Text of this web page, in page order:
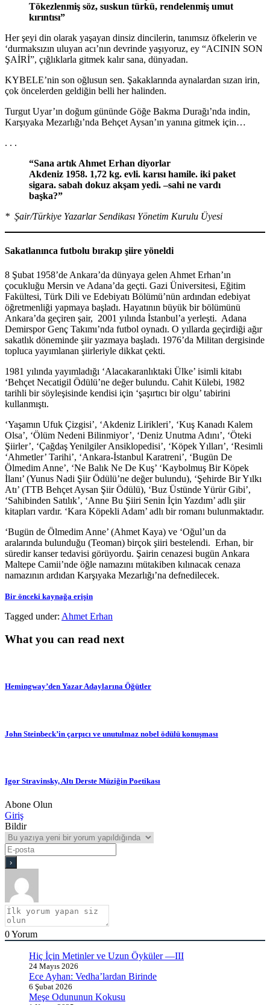
Tökezlenmiş söz, suskun türkü, rendelenmiş umut
kırıntısı”
Her şeyi din olarak yaşayan dinsiz dincilerin, tanımsız öfkelerin ve
‘durmaksızın uluyan acı’nın devrinde yaşıyoruz, ey “ACININ SON
ŞAİRİ”, çığlıklarla gitmek kalır sana, dünyadan.
KYBELE’nin son oğlusun sen. Şakaklarında aynalardan sızan irin,
çok öncelerden geldiğin belli her halinden.
Turgut Uyar’ın doğum gününde Göğe Bakma Durağı’nda indin,
Karşıyaka Mezarlığı’nda Behçet Aysan’ın yanına gitmek için…
. . .
“Sana artık Ahmet Erhan diyorlar
Akdeniz 1958. 1,72 kg. evli. karısı hamile. iki paket
sigara. sabah dokuz akşam yedi. –sahi ne vardı
başka?”
* Şair/Türkiye Yazarlar Sendikası Yönetim Kurulu Üyesi
Sakatlanınca futbolu bırakıp şiire yöneldi
8 Şubat 1958’de Ankara’da dünyaya gelen Ahmet Erhan’ın
çocukluğu Mersin ve Adana’da geçti. Gazi Üniversitesi, Eğitim
Fakültesi, Türk Dili ve Edebiyatı Bölümü’nün ardından edebiyat
öğretmenliği yapmaya başladı. Hayatının büyük bir bölümünü
Ankara’da geçiren şair, 2001 yılında İstanbul’a yerleşti. Adana
Demirspor Genç Takımı’nda futbol oynadı. O yıllarda geçirdiği ağır
sakatlık döneminde şiir yazmaya başladı. 1976’da Militan dergisinde
topluca yayımlanan şiirleriyle dikkat çekti.
1981 yılında yayımladığı ‘Alacakaranlıktaki Ülke’ isimli kitabı
‘Behçet Necatigil Ödülü’ne değer bulundu. Cahit Külebi, 1982
tarihli bir söyleşisinde kendisi için ‘şaşırtıcı bir olgu’ tabirini
kullanmıştı.
‘Yaşamın Ufuk Çizgisi’, ‘Akdeniz Lirikleri’, ‘Kuş Kanadı Kalem
Olsa’, ‘Ölüm Nedeni Bilinmiyor’, ‘Deniz Unutma Adını’, ‘Öteki
Şiirler’, ‘Çağdaş Yenilgiler Ansiklopedisi’, ‘Köpek Yılları’, ‘Resimli
‘Ahmetler’ Tarihi’, ‘Ankara-İstanbul Karatreni’, ‘Bugün De
Ölmedim Anne’, ‘Ne Balık Ne De Kuş’ ‘Kaybolmuş Bir Köpek
İlanı’ (Yunus Nadi Şiir Ödülü’ne değer bulundu), ‘Şehirde Bir Yılkı
Atı’ (TTB Behçet Aysan Şiir Ödülü), ‘Buz Üstünde Yürür Gibi’,
‘Sahibinden Satılık’, ‘Anne Bu Şiiri Senin İçin Yazdım’ adlı şiir
kitapları vardır. ‘Kara Köpekli Adam’ adlı bir romanı bulunmaktadır.
‘Bugün de Ölmedim Anne’ (Ahmet Kaya) ve ‘Oğul’un da
aralarında bulunduğu (Teoman) birçok şiiri bestelendi. Erhan, bir
süredir kanser tedavisi görüyordu. Şairin cenazesi bugün Ankara
Maltepe Camii’nde öğle namazını mütakiben kılınacak cenaza
namazının ardıdan Karşıyaka Mezarlığı’na defnedilecek.
Bir önceki kaynağa erişin
Tagged under: Ahmet Erhan
What you can read next
Hemingway’den Yazar Adaylarına Öğütler
John Steinbeck’in çarpıcı ve unutulmaz nobel ödülü konuşması
Igor Stravinsky, Altı Derste Müziğin Poetikası
Abone Olun
Giriş
Bildir
0Yorum
Hiç İçin Metinler ve Uzun Öyküler —III
24 Mayıs 2026
Ece Ayhan: Vedha’lardan Birinde
6 Şubat 2026
Meşe Odununun Kokusu